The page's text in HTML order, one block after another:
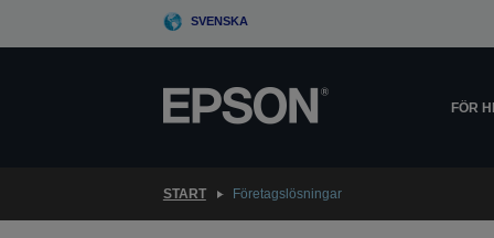
SVENSKA
FÖR
START Företagslösningar